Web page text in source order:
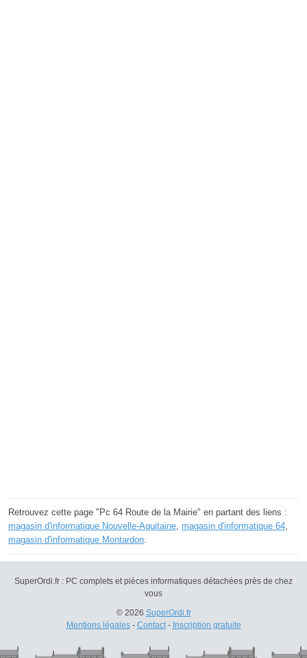
Retrouvez cette page "Pc 64 Route de la Mairie" en partant des liens :
magasin d'informatique Nouvelle-Aquitaine magasin d'informatique 64
magasin d'informatique Montardon
SuperOrdi.fr : PC complets et pièces informatiques détachées près de chez
vous
© 2026 SuperOrdi.fr
Mentions légales- Contact- Inscription gratuite